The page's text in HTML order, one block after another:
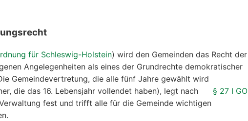
für Schleswig-Holstein) wird den Gemeinden das Recht der
Angelegenheiten als eines der Grundrechte demokratischer
Gemeindevertretung, die alle fünf Jahre gewählt wird
die das 16. Lebensjahr vollendet haben), legt nach
§ 27 I GO
fest und trifft alle für die Gemeinde wichtigen